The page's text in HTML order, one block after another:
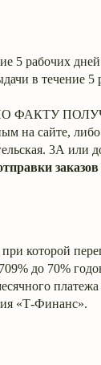
5 рабочих
в течение 5
на сайте,
3А или
заказов
которой
до 70%
«Т-Финанс».